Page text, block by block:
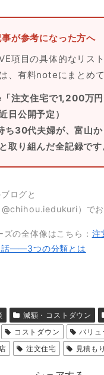
事が参考になった方へ
項目の具体的なリス
、有料noteにまとめて
注文住宅で1,200万円
日公開予定）
ち30代夫婦が、富山
取り組んだ全記録です
ログと
）でお
の全体像はこちら： 注
話——3つの分類とは
減額・コストダウン
コストダウン
バリュ
注文住宅 見積もり